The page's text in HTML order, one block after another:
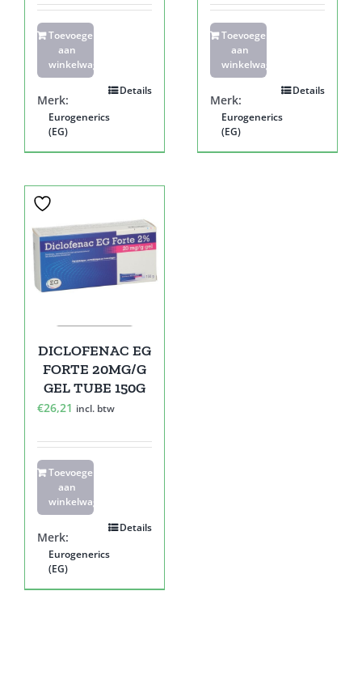
Toevoegen
aan
winkelwagen
Details
Merk:
Eurogenerics
(EG)
Toevoegen
aan
winkelwagen
Details
Merk:
Eurogenerics
(EG)
DICLOFENAC EG
FORTE 20MG/G
GEL TUBE 150G
€26,21 incl. btw
Toevoegen
aan
winkelwagen
Details
Merk:
Eurogenerics
(EG)